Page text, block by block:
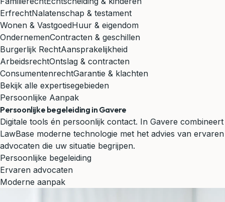
ErfrechtNalatenschap & testament
Wonen & VastgoedHuur & eigendom
OndernemenContracten & geschillen
Burgerlijk RechtAansprakelijkheid
ArbeidsrechtOntslag & contracten
ConsumentenrechtGarantie & klachten
Bekijk alle expertisegebieden
Persoonlijke Aanpak
Persoonlijke begeleiding in Gavere
Digitale tools én persoonlijk contact. In Gavere combineert
LawBase moderne technologie met het advies van ervaren
advocaten die uw situatie begrijpen.
Persoonlijke begeleiding
Ervaren advocaten
Moderne aanpak